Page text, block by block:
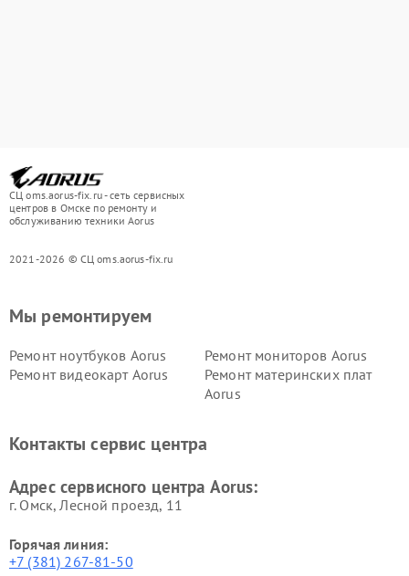
СЦ oms.aorus-fix.ru - сеть сервисных
центров в Омске по ремонту и
обслуживанию техники Aorus
2021-2026 © СЦ oms.aorus-fix.ru
Мы ремонтируем
Ремонт ноутбуков Aorus
Ремонт мониторов Aorus
Ремонт видеокарт Aorus
Ремонт материнских плат
Aorus
Контакты сервис центра
Адрес сервисного центра Aorus:
г. Омск, ​Лесной проезд, 11
Горячая линия:
+7 (381) 267-81-50